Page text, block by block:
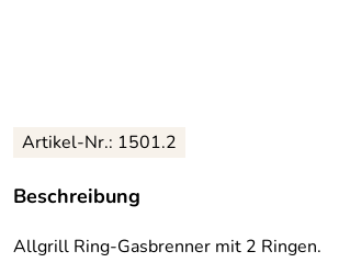
Artikel-Nr.: 1501.2
Beschreibung
Allgrill Ring-Gasbrenner mit 2 Ringen.